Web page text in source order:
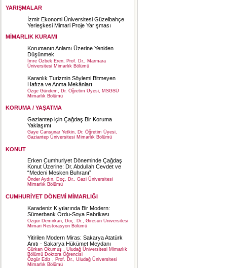
YARIŞMALAR
İzmir Ekonomi Üniversitesi Güzelbahçe
Yerleşkesi Mimari Proje Yarışması
MİMARLIK KURAMI
Korumanın Anlamı Üzerine Yeniden
Düşünmek
İmre Özbek Eren, Prof. Dr., Marmara
Üniversitesi Mimarlık Bölümü
Karanlık Turizmin Söylemi Bitmeyen
Hafıza ve Anma Mekânları
Özge Gündem, Dr. Öğretim Üyesi, MSGSÜ
Mimarlık Bölümü
KORUMA / YAŞATMA
Gaziantep için Çağdaş Bir Koruma
Yaklaşımı
Gaye Cansunar Yetkin, Dr. Öğretim Üyesi,
Gaziantep Üniversitesi Mimarlık Bölümü
KONUT
Erken Cumhuriyet Döneminde Çağdaş
Konut Üzerine: Dr. Abdullah Cevdet ve
“Medeni Mesken Buhranı”
Önder Aydın, Doç. Dr., Gazi Üniversitesi
Mimarlık Bölümü
CUMHURİYET DÖNEMİ MİMARLIĞI
Karadeniz Kıyılarında Bir Modern:
Sümerbank Ordu-Soya Fabrikası
Özgür Demirkan, Doç. Dr., Giresun Üniversitesi
Mimari Restorasyon Bölümü
Yitirilen Modern Miras: Sakarya Atatürk
Anıtı - Sakarya Hükümet Meydanı
Gürkan Okumuş , Uludağ Üniversitesi Mimarlık
Bölümü Doktora Öğrencisi
Özgür Ediz , Prof. Dr., Uludağ Üniversitesi
Mimarlık Bölümü